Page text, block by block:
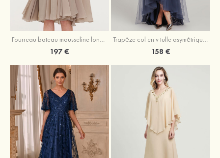
Fourreau bateau mousseline longueur genou robe de mère de la mariée avec appliqué plissé veste
197 €
Trapèze col en v tulle asymétrique robe de mère de la mariée
158 €